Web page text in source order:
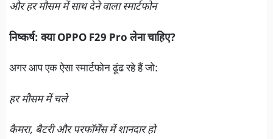
और हर मौसम में साथ देने वाला स्मार्टफोन
निष्कर्ष: क्या OPPO F29 Pro लेना चाहिए?
अगर आप एक ऐसा स्मार्टफोन ढूंढ रहे हैं जो:
हर मौसम में चले
कैमरा, बैटरी और परफॉर्मेंस में शानदार हो